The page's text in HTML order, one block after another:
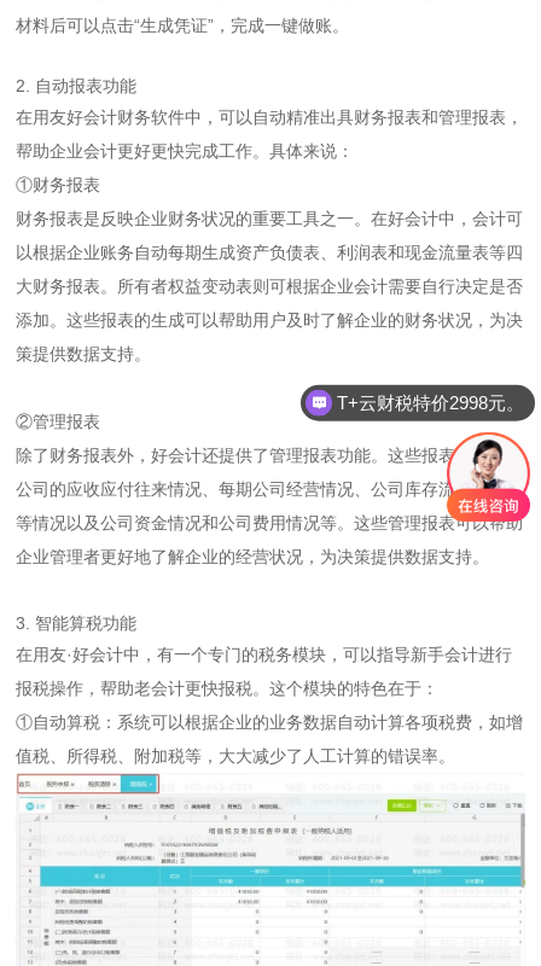
材料后可以点击“生成凭证”，完成一键做账。
2. 自动报表功能
在用友好会计财务软件中，可以自动精准出具财务报表和管理报表，
帮助企业会计更好更快完成工作。具体来说：
①财务报表
财务报表是反映企业财务状况的重要工具之一。在好会计中，会计可
以根据企业账务自动每期生成资产负债表、利润表和现金流量表等四
大财务报表。所有者权益变动表则可根据企业会计需要自行决定是否
添加。这些报表的生成可以帮助用户及时了解企业的财务状况，为决
策提供数据支持。
②管理报表
除了财务报表外，好会计还提供了管理报表功能。这些报表主要包括
公司的应收应付往来情况、每期公司经营情况、公司库存流水、毛利
等情况以及公司资金情况和公司费用情况等。这些管理报表可以帮助
企业管理者更好地了解企业的经营状况，为决策提供数据支持。
3. 智能算税功能
在用友·好会计中，有一个专门的税务模块，可以指导新手会计进行
报税操作，帮助老会计更快报税。这个模块的特色在于：
①自动算税：系统可以根据企业的业务数据自动计算各项税费，如增
值税、所得税、附加税等，大大减少了人工计算的错误率。
T+云财税特价2998元。